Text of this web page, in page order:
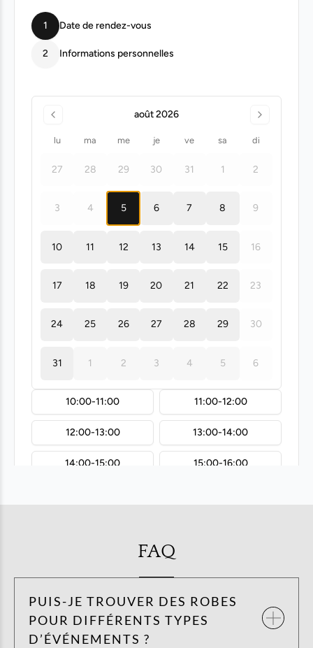
FAQ
PUIS-JE TROUVER DES ROBES
POUR DIFFÉRENTS TYPES
D’ÉVÉNEMENTS ?